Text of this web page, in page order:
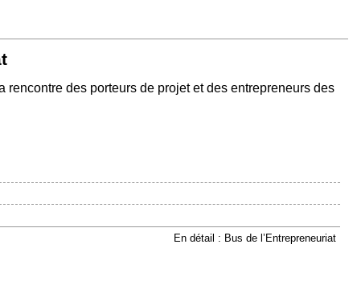
rencontre des porteurs de projet et des entrepreneurs des
En détail : Bus de l’Entrepreneuriat